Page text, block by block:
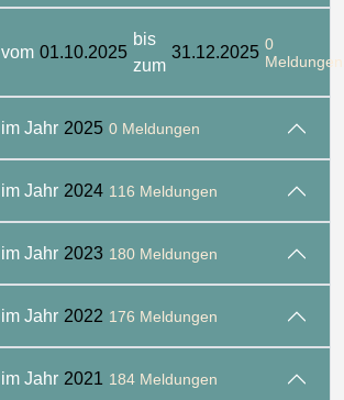
vom 01.10.2025
bis
zum
31.12.2025 0
Meldungen
im Jahr 2025 0 Meldungen
im Jahr 2024 116 Meldungen
im Jahr 2023 180 Meldungen
im Jahr 2022 176 Meldungen
im Jahr 2021 184 Meldungen